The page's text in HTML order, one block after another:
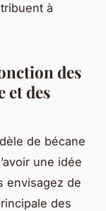
à
des
et des
de bécane
une idée
envisagez de
des